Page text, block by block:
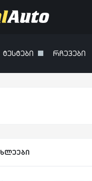
ტესტები რჩევები